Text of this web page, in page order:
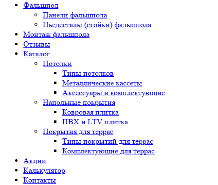
Фальшпол
Панели фальшпола
Пьедесталы (стойки) фальшпола
Монтаж фальшпола
Отзывы
Каталог
Потолки
Типы потолков
Металлические кассеты
Аксессуары и комплектующие
Напольные покрытия
Ковровая плитка
ПВХ и LTV плитка
Покрытия для террас
Типы покрытий для террас
Комплектующие для террас
Акции
Калькулятор
Контакты